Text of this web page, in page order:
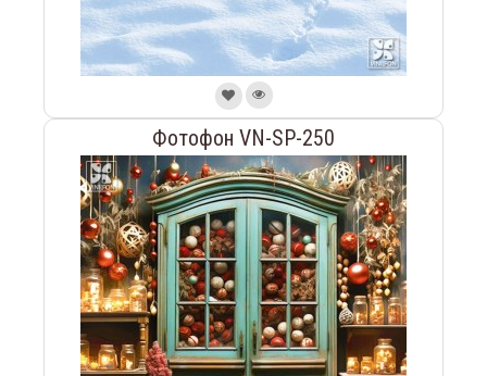
Фотофон VN-SP-250